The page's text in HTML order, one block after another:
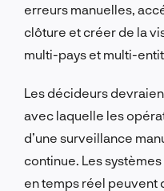
erreurs manuelles,
clôture et créer de la
multi-pays et multi-
Les décideurs
avec laquelle les
d’une surveillance
continue. Les
en temps réel peuvent